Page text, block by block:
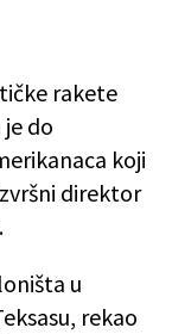
rakete
do
koji
direktor
u
rekao